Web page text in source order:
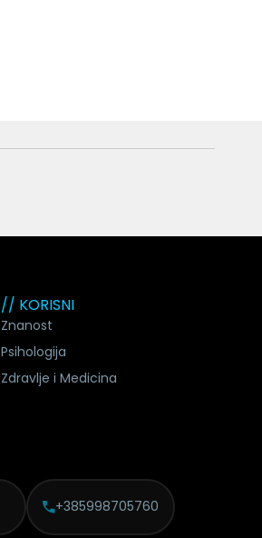
// KORISNI
Znanost
Psihologija
Zdravlje i Medicina
+385998705760